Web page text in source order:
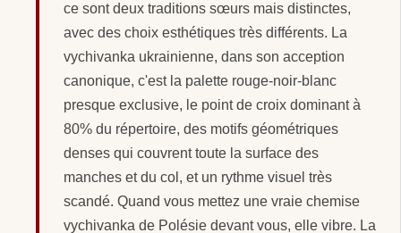
ce sont deux traditions sœurs mais distinctes,
avec des choix esthétiques très différents. La
vychivanka ukrainienne, dans son acception
canonique, c'est la palette rouge-noir-blanc
presque exclusive, le point de croix dominant à
80% du répertoire, des motifs géométriques
denses qui couvrent toute la surface des
manches et du col, et un rythme visuel très
scandé. Quand vous mettez une vraie chemise
vychivanka de Polésie devant vous, elle vibre. La